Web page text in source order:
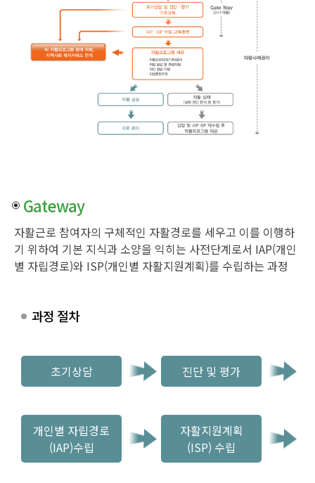
Gateway
자활근로 참여자의 구체적인 자활경로를 세우고 이를 이행하
기 위하여 기본 지식과 소양을 익히는 사전단계로서 IAP(개인
별 자립경로)와 ISP(개인별 자활지원계획)를 수립하는 과정
과정 절차
초기상담 진단 및 평가
개인별 자립경로
(IAP)수립
자활지원계획
(ISP) 수립